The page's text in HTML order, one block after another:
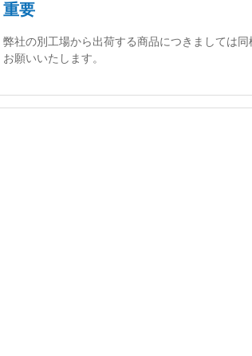
重要
弊社の別工場から出荷する商品につきましては
お願いいたします。